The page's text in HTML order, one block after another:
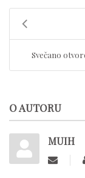
Svečano
O AUTORU
MUIH